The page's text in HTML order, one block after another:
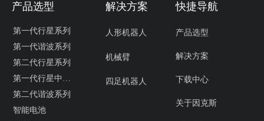
产品选型
第一代行星系列
第一代谐波系列
第二代行星系列
第一代行星中空系列
第二代谐波系列
智能电池
解决方案
人形机器人
机械臂
四足机器人
快捷导航
产品选型
解决方案
下载中心
关于因克斯